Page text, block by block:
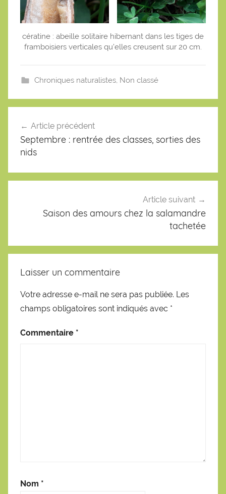
cératine : abeille solitaire hibernant dans les tiges de
framboisiers verticales qu’elles creusent sur 20 cm.
Chroniques naturalistes, Non classé
l’article
Article précédent
Septembre : rentrée des classes, sorties des
nids
Article suivant
Saison des amours chez la salamandre
tachetée
Laisser un commentaire
Votre adresse e-mail ne sera pas publiée. Les
champs obligatoires sont indiqués avec *
Commentaire *
Nom *